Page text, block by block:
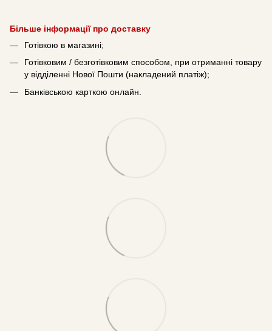
Більше інформації про доставку
Готівкою в магазині;
Готівковим / безготівковим способом, при отриманні товару
у відділенні Нової Пошти (накладений платіж);
Банківською карткою онлайн.